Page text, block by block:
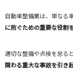
自動車整備業は、単なる
に防ぐための重要な役割
適切な整備や点検を怠ると
関わる重大な事故を引き